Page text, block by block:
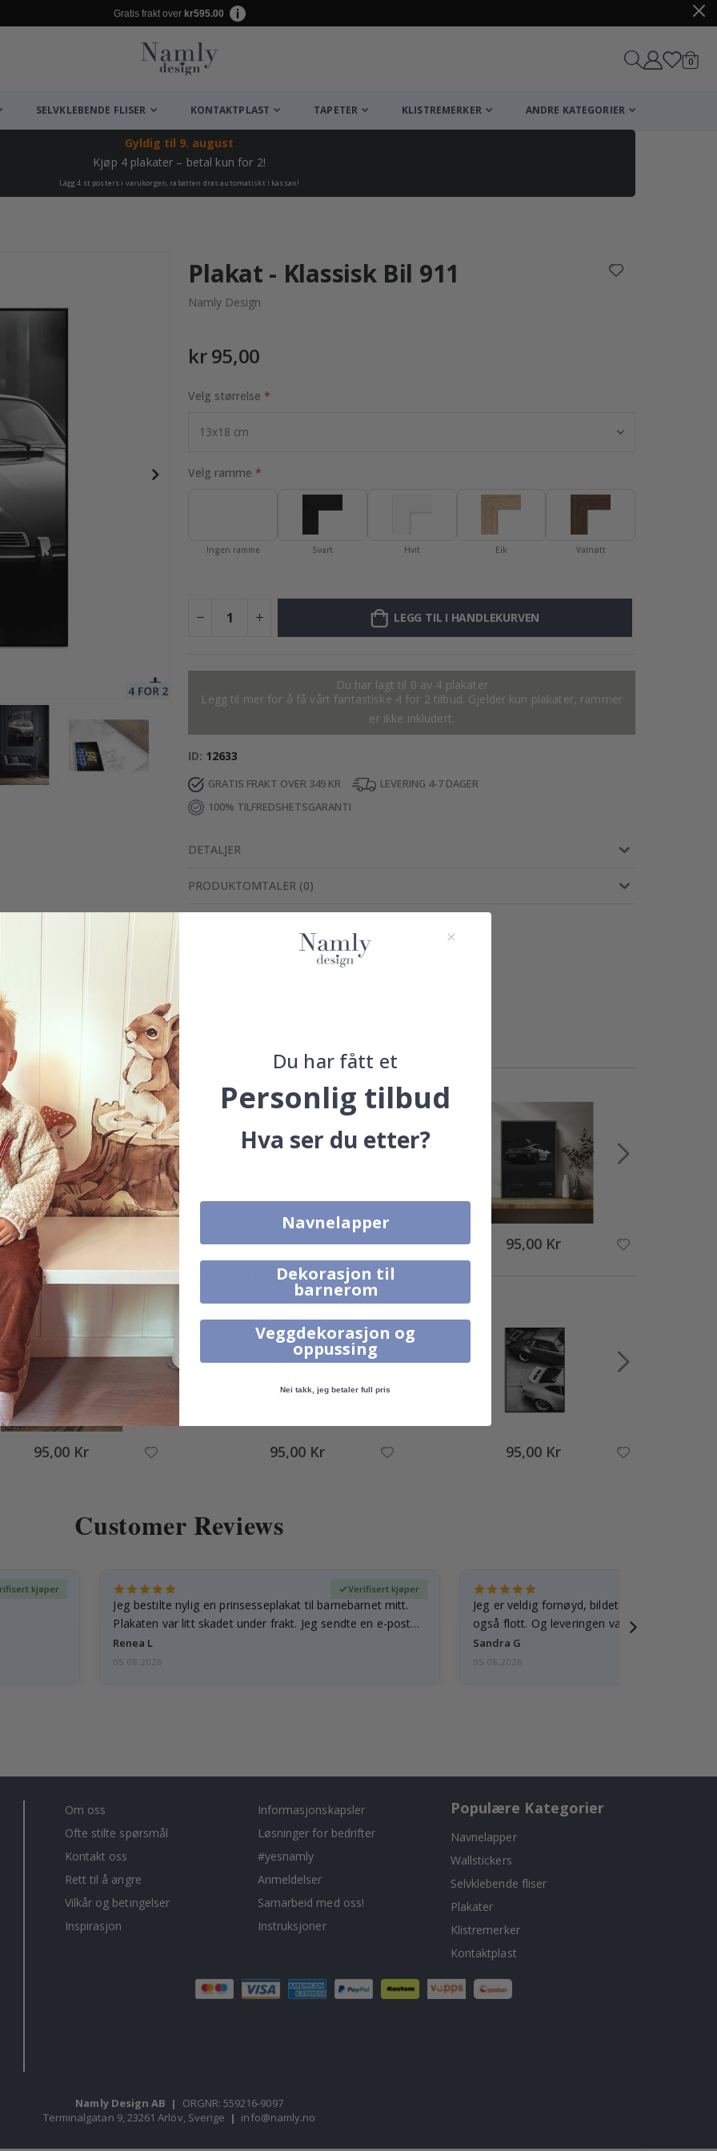
Gratis frakt over kr595.00
0varer
SELVKLEBENDE FLISER KONTAKTPLAST TAPETER KLISTREMERKER ANDRE KATEGORIER
Gyldig til 9. august
Kjøp 4 plakater – betal kun for 2!
Lägg 4 st posters i varukorgen, rabatten dras automatiskt i kassan!
95,00 Kr
Plakat - Klassisk Bil 911
Namly Design
kr 95,00
Velg størrelse
Velg ramme
Ingen ramme Svart Hvit Eik Valnøtt
LEGG TIL I HANDLEKURVEN
Du har lagt til 0 av 4 plakater
Legg til mer for å få vårt fantastiske 4 for 2 tilbud. Gjelder kun plakater, rammer
er ikke inkludert.
ID 12633
GRATIS FRAKT OVER 349 KR
LEVERING 4-7 DAGER
100% TILFREDSHETSGARANTI
DETALJER
PRODUKTOMTALER (0)
Ekte inspirasjon fra våre fornøyde kunder!
Merk ditt med #namly_design
Produkter kjøpt sammen
199,00 Kr 95,00 Kr 95,00 Kr
Alternative produkter
95,00 Kr 95,00 Kr 95,00 Kr
Customer Reviews
kjøper
Jeg bestilte nylig en prinsesseplakat til barnebarnet mitt.
Plakaten var litt skadet under frakt. Jeg sendte en e-post…
Renea L
Verifisert kjøper
05.08.2026
Jeg er veldig fornøyd, bildet er godt laget og
også flott. Og leveringen var rask.
Sandra G
05.08.2026
Om oss
Ofte stilte spørsmål
Kontakt oss
Rett til å angre
Vilkår og betingelser
Inspirasjon
Informasjonskapsler
Løsninger for bedrifter
#yesnamly
Anmeldelser
Samarbeid med oss!
Instruksjoner
Populære Kategorier
Navnelapper
Wallstickers
Selvklebende fliser
Plakater
Klistremerker
Kontaktplast
Namly Design AB |
ORGNR: 559216-9097
Terminalgatan 9, 23261 Arlöv, Sverige | info@namly.no
Du har fått et
Personlig tilbud
Hva ser du etter?
Navnelapper
Dekorasjon til
barnerom
Veggdekorasjon og
oppussing
Nei takk, jeg betaler full pris